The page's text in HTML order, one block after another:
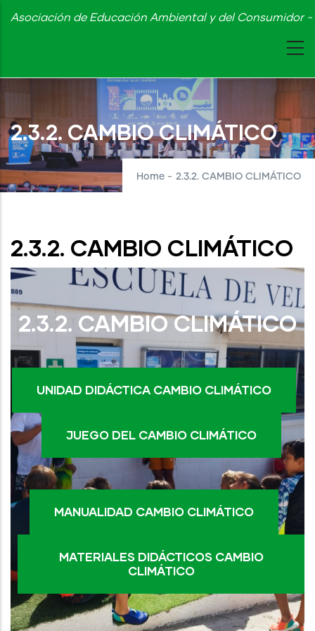
Skip
content
Asociación de Educación Ambiental y del Consumidor
2.3.2. CAMBIO CLIMÁTICO
Home - 2.3.2. CAMBIO CLIMÁTICO
2.3.2. CAMBIO CLIMÁTICO
2.3.2. CAMBIO CLIMÁTICO
UNIDAD DIDÁCTICA CAMBIO CLIMÁTICO
JUEGO DEL CAMBIO CLIMÁTICO
MANUALIDAD CAMBIO CLIMÁTICO
MATERIALES DIDÁCTICOS CAMBIO
CLIMÁTICO